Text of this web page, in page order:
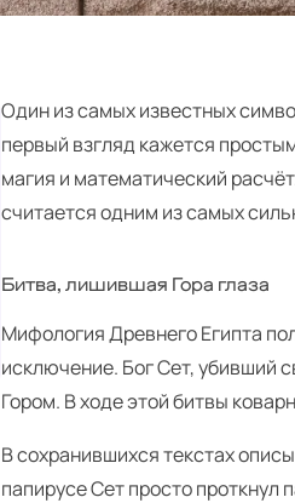
Один из самых известных
первый взгляд кажется
магия и математический
считается одним из самых
Битва, лишившая Гора глаза
Мифология Древнего Египта
исключение. Бог Сет, убивший
Гором. В ходе этой битвы
В сохранившихся текстах
папирусе Сет просто проткнул